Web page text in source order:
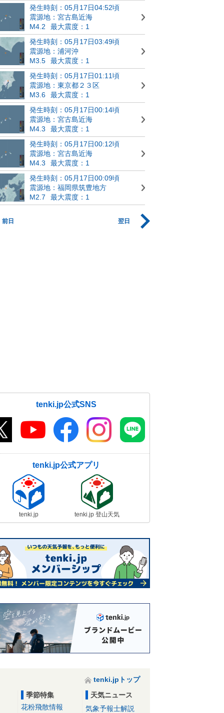
発生時刻：05月17日04:52頃
震源地：宮古島近海
M4.2
最大震度：1
発生時刻：05月17日03:49頃
震源地：浦河沖
M3.5
最大震度：1
発生時刻：05月17日01:11頃
震源地：東京都２３区
M3.6
最大震度：1
発生時刻：05月17日00:14頃
震源地：宮古島近海
M4.3
最大震度：1
発生時刻：05月17日00:12頃
震源地：宮古島近海
M4.3
最大震度：1
発生時刻：05月17日00:09頃
震源地：福岡県筑豊地方
M2.7
最大震度：1
前日 翌日
tenki.jp公式SNS
tenki.jp公式アプリ
tenki.jp tenki.jp 登山天気
tenki.jpトップ
季節特集
花粉飛散情報
天気ニュース
気象予報士解説